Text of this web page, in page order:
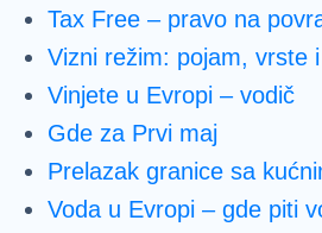
Tax Free – pravo na
Vizni režim: pojam, vrste
Vinjete u Evropi – vodič
Gde za Prvi maj
Prelazak granice sa
Voda u Evropi – gde piti